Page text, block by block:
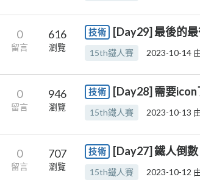
0
留言
616
瀏覽
技術 [Day29] 最後的
15th鐵人賽 2023-10-14
0
留言
946
瀏覽
技術 [Day28] 需要
15th鐵人賽 2023-10-13
0
留言
707
瀏覽
技術 [Day27] 鐵人倒
15th鐵人賽 2023-10-12